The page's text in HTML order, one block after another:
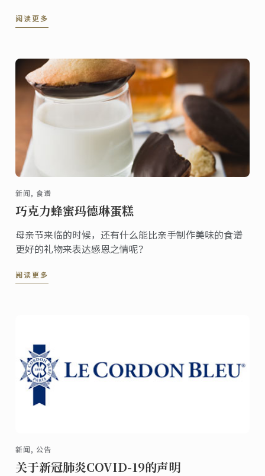
阅读更多
新闻, 食谱
巧克力蜂蜜玛德琳蛋糕
母亲节来临的时候，还有什么能比亲手制作美味的食谱
更好的礼物来表达感恩之情呢？
阅读更多
新闻, 公告
关于新冠肺炎COVID-19的声明